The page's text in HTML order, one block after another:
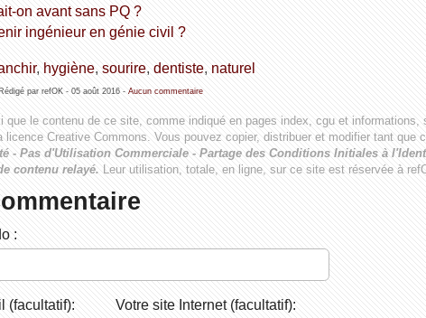
on avant sans PQ ?
ingénieur en génie civil ?
, hygiène, sourire, dentiste, naturel
par refOK - 05 août 2016- Aucun commentaire
que le contenu de ce site, comme indiqué en pages index, cgu et informations,
licence Creative Commons . Vous pouvez copier, distribuer et modifier tant que
- Pas d'Utilisation Commerciale - Partage des Conditions Initiales à
contenu relayé. Leur utilisation, totale, en ligne, sur ce site est réservée à
:
(facultatif): Votre site Internet (facultatif):